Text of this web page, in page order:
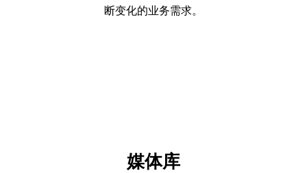
断变化的业务需求。
媒体库